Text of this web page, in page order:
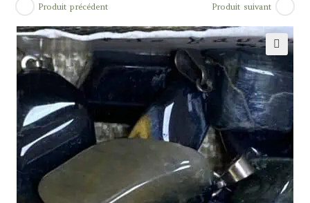
Produit précédent Produit suivant
🔍